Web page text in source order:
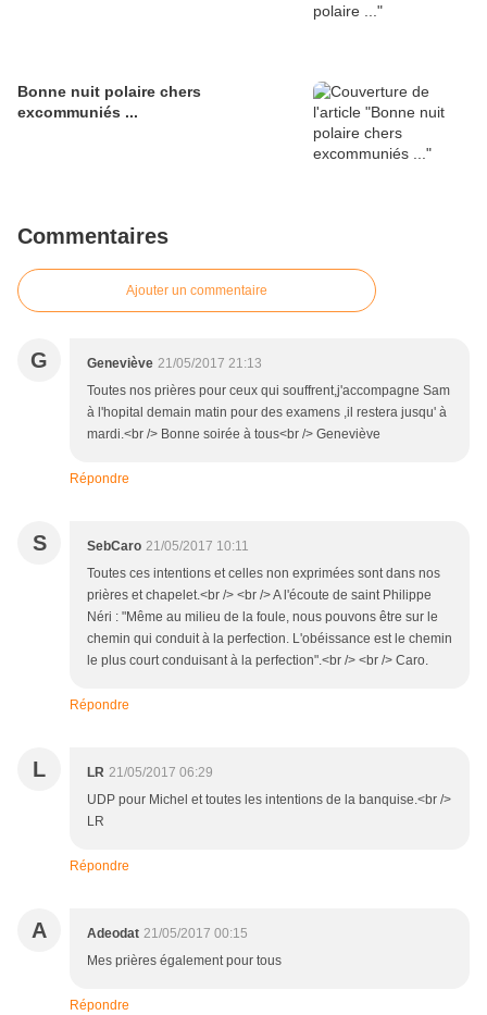
Bonne nuit polaire chers
excommuniés ...
Commentaires
Ajouter un commentaire
G Geneviève 21/05/2017 21:13
Toutes nos prières pour ceux qui souffrent,j'accompagne Sam
à l'hopital demain matin pour des examens ,il restera jusqu' à
mardi.<br /> Bonne soirée à tous<br /> Geneviève
Répondre
S SebCaro 21/05/2017 10:11
Toutes ces intentions et celles non exprimées sont dans nos
prières et chapelet.<br /> <br /> A l'écoute de saint Philippe
Néri : "Même au milieu de la foule, nous pouvons être sur le
chemin qui conduit à la perfection. L'obéissance est le chemin
le plus court conduisant à la perfection".<br /> <br /> Caro.
Répondre
L LR 21/05/2017 06:29
UDP pour Michel et toutes les intentions de la banquise.<br />
LR
Répondre
A Adeodat 21/05/2017 00:15
Mes prières également pour tous
Répondre